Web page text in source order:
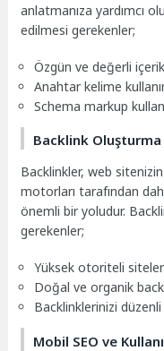
anlatmanıza yardımcı
edilmesi gerekenler;
Özgün ve değerli
Anahtar kelime
Schema markup
Backlink
Backlinkler, web
motorları tarafından
önemli bir yoludur.
gerekenler;
Yüksek otoriteli
Doğal ve organik
Backlinklerinizi
Mobil SEO ve